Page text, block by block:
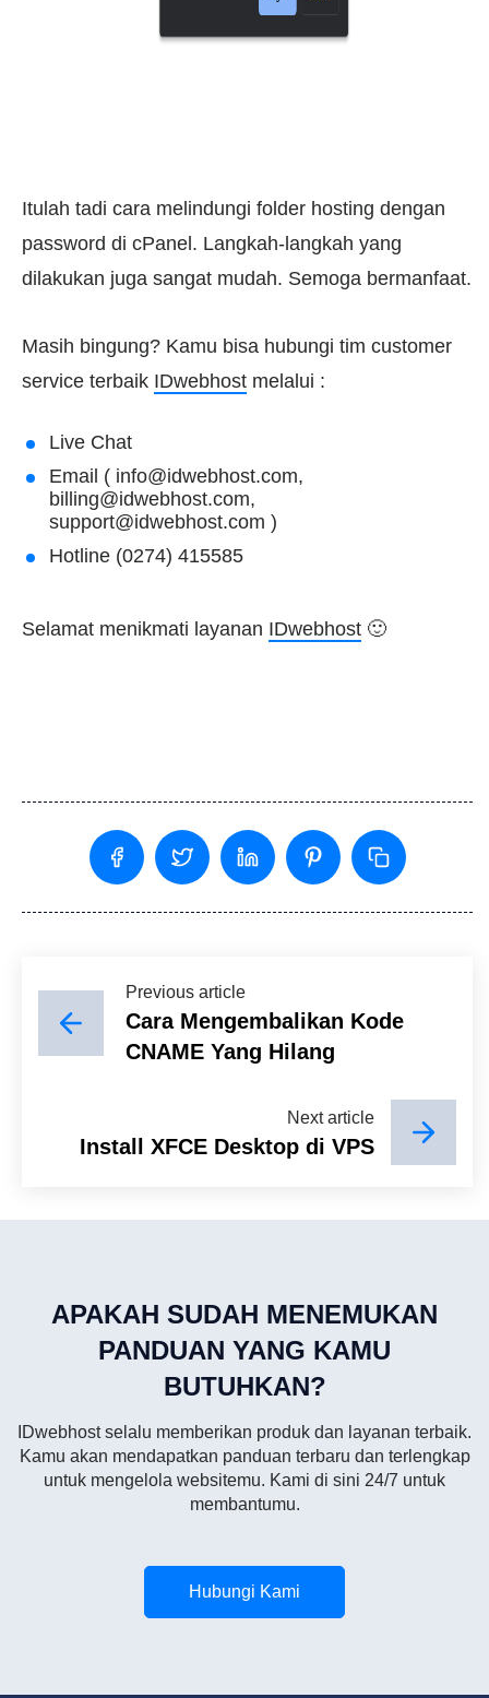
Itulah tadi cara melindungi folder hosting dengan
password di cPanel. Langkah-langkah yang
dilakukan juga sangat mudah. Semoga bermanfaat.
Masih bingung? Kamu bisa hubungi tim customer
service terbaik IDwebhost melalui :
Live Chat
Email ( info@idwebhost.com,
billing@idwebhost.com,
support@idwebhost.com )
Hotline (0274) 415585
Selamat menikmati layanan IDwebhost 🙂
Previous article
Cara Mengembalikan Kode
CNAME Yang Hilang
Next article
Install XFCE Desktop di VPS
APAKAH SUDAH MENEMUKAN
PANDUAN YANG KAMU
BUTUHKAN?
IDwebhost selalu memberikan produk dan layanan terbaik.
Kamu akan mendapatkan panduan terbaru dan terlengkap
untuk mengelola websitemu. Kami di sini 24/7 untuk
membantumu.
Hubungi Kami